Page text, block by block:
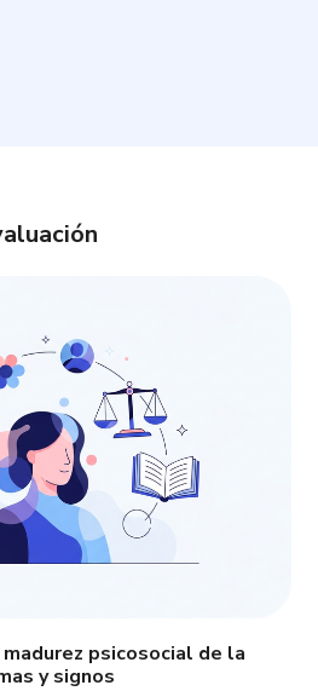
psicosocial de la
y signos